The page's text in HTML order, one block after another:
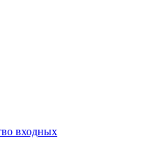
входных